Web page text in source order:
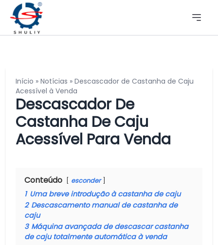
Início » Notícias » Descascador de Castanha de Caju
Acessível à Venda
Descascador De
Castanha De Caju
Acessível Para Venda
Conteúdo esconder
1 Uma breve introdução à castanha de caju
2 Descascamento manual de castanha de
caju
3 Máquina avançada de descascar castanha
de caju totalmente automática à venda